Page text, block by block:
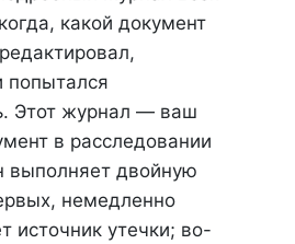
какой документ
попытался
Этот журнал — ваш
в расследовании
выполняет двойную
немедленно
источник утечки; во-